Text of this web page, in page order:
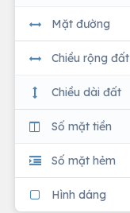
Mặt đường
Chiều rộng đất
Chiều dài đất
Số mặt tiền
Số mặt hẻm
Hình dáng